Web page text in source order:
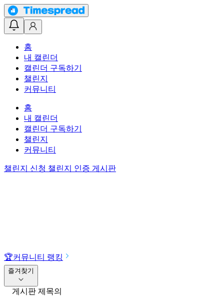
홈
내 캘린더
캘린더 구독하기
챌린지
커뮤니티
홈
내 캘린더
캘린더 구독하기
챌린지
커뮤니티
챌린지 신청 챌린지 인증 게시판
🏆커뮤니티 랭킹
즐겨찾기
게시판 제목의